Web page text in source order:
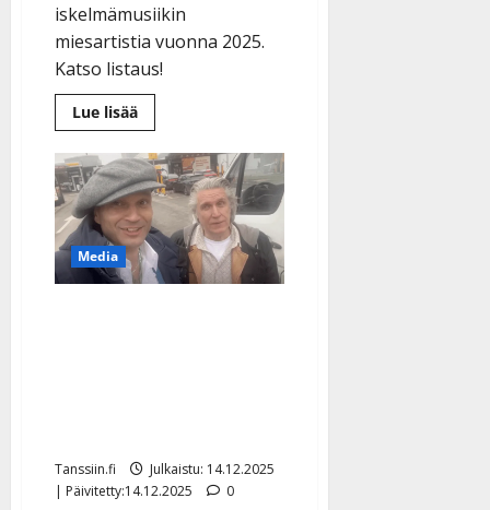
iskelmämusiikin
miesartistia vuonna 2025.
Katso listaus!
Lue lisääLue
lisää
He
ovat
Suomen
10
suosituinta
miesartistia
2025
–
tanssiyleisö
Media
Tanssiin.fi
Julkaistu: 14.12.2025
| Päivitetty:14.12.2025
0